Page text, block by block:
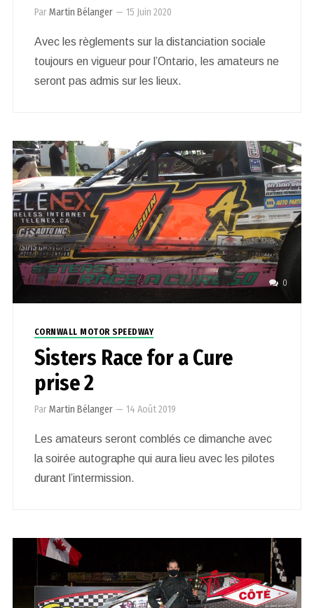
ParMartin Bélanger — 15 Juin 2020
Avec les règlements sur la distanciation sociale
toujours en vigueur pour l’Ontario, les amateurs ne
seront pas admis sur les lieux.
0
CORNWALL MOTOR SPEEDWAY
Sisters Race for a Cure
prise 2
ParMartin Bélanger — 14 Août 2019
Les amateurs seront comblés ce dimanche avec
la soirée autographe qui aura lieu avec les pilotes
durant l’intermission.